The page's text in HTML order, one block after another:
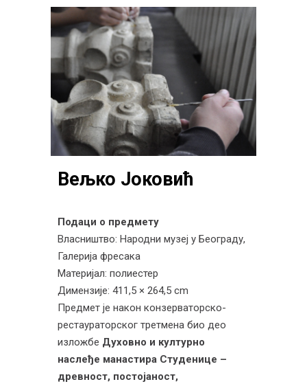
Вељко Јоковић
Подаци о предмету
Власништво: Народни музеј у Београду,
Галерија фресака
Материјал: полиестер
Димензије: 411,5 × 264,5 cm
Предмет је након конзерваторско-
рестаураторског третмена био део
изложбе Духовно и културно
наслеђе манастира Студенице –
древност, постојаност,